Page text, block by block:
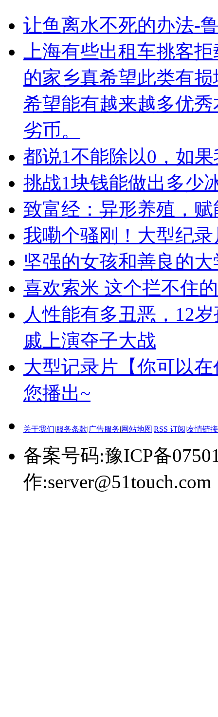
让鱼离水不死的办法-
上海有些出租车挑客
的家乡真希望此类有
希望能有越来越多优
劣币。
都说1不能除以0，如
挑战1块钱能做出多少
致富经：异形养殖，
我嘞个骚刚！大型纪
坚强的女孩和善良的
喜欢索米 这个拦不住的
人性能有多丑恶，12
戚上演夺子大战
大型记录片【你可以
您播出~
关于我们|服务条款|广告服务|网站地图|RSS 订阅|友情链接
备案号码:豫ICP备
作:server@51touch.com